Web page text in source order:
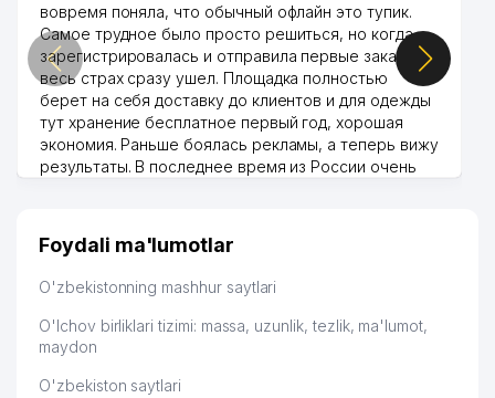
вовремя поняла, что обычный офлайн это тупик.
Самое трудное было просто решиться, но когда
зарегистрировалась и отправила первые заказы,
весь страх сразу ушел. Площадка полностью
берет на себя доставку до клиентов и для одежды
тут хранение бесплатное первый год, хорошая
экономия. Раньше боялась рекламы, а теперь вижу
результаты. В последнее время из России очень
дальше развиваюсь потихоньку😊
Hamida 03.08.2026 12:45:39
Foydali ma'lumotlar
O'zbekistonning mashhur saytlari
O'lchov birliklari tizimi: massa, uzunlik, tezlik, ma'lumot,
maydon
O'zbekiston saytlari